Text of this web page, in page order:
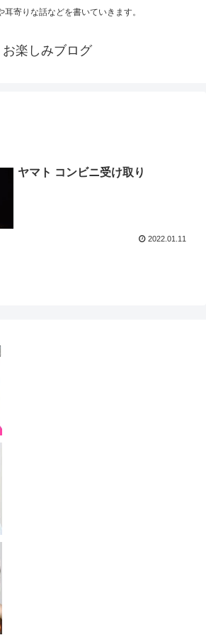
耳寄りな話などを書いていきます。
お楽しみブログ
ヤマト コンビニ受け取り
2022.01.11